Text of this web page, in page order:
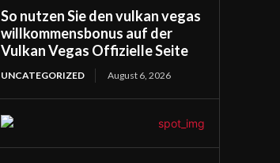
So nutzen Sie den vulkan vegas
willkommensbonus auf der
Vulkan Vegas Offizielle Seite
UNCATEGORIZED August 6, 2026